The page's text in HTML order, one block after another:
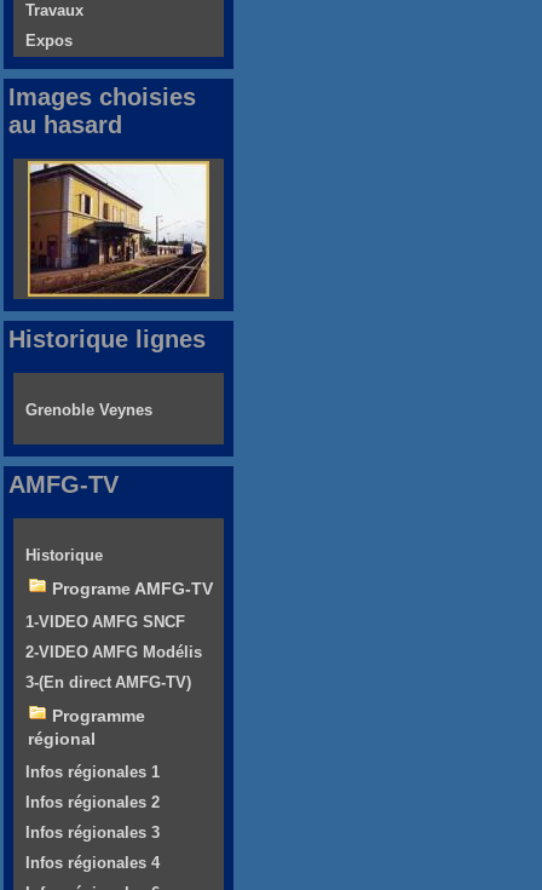
Travaux
Expos
Images choisies
au hasard
Historique lignes
Grenoble Veynes
AMFG-TV
Historique
Programe AMFG-TV
1-VIDEO AMFG SNCF
2-VIDEO AMFG Modélis
3-(En direct AMFG-TV)
Programme
régional
Infos régionales 1
Infos régionales 2
Infos régionales 3
Infos régionales 4